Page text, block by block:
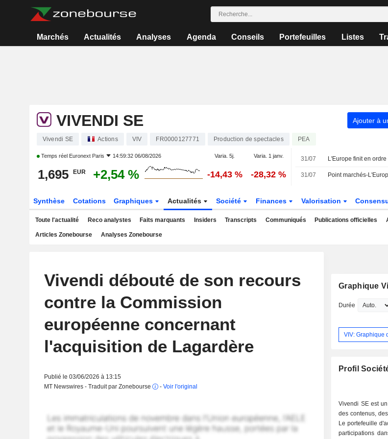
Marchés Actualités Analyses Agenda Conseils Portefeuilles Listes
VIVENDI SE Ajouter à
Vivendi SE Actions VIV FR0000127771 Production de spectacles PEA
Temps réel Euronext Paris 14:59:32 06/08/2026 Varia. 5j. Varia. 1 janv.
1,695 EUR +2,54 % -14,43 % -28,32 %
31/07
31/07
Synthèse Cotations Graphiques Actualités Société Finances Valorisation
Toute l'actualité Reco analystes Faits marquants Insiders Transcripts Communiqués Publications officielles
Articles Zonebourse Analyses Zonebourse
Vivendi débouté de son recours
contre la Commission
européenne concernant
l'acquisition de Lagardère
Publié le 03/06/2026 à 13:15
MT Newswires - Traduit par Zonebourse
- Voir l'original
Graphique
Durée
VIV: Graphique
Profil
Vivendi SE est
des contenus,
Le portefeuille
participations